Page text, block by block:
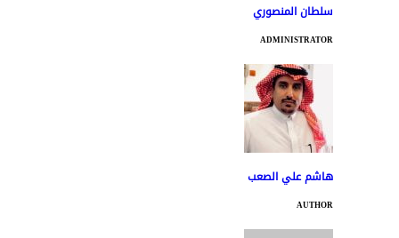
سلطان المنصوري
ADMINISTRATOR
هاشم علي الصعب
AUTHOR